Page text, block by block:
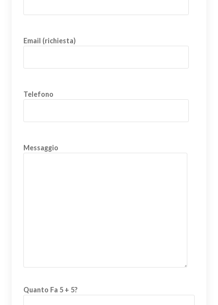
Email (richiesta)
Telefono
Messaggio
Quanto Fa 5 + 5?